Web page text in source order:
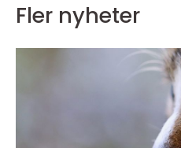
Fler nyheter